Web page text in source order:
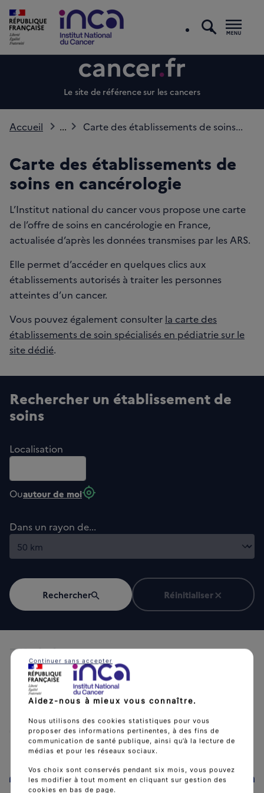
Le site de référence sur les cancers
Accueil ... Carte des établissements de soins...
Carte des établissements de
soins en cancérologie
L’Institut national du cancer vous propose une carte
de l’offre de soins en cancérologie en France,
actualisée d’après les données transmises par les ARS.
Elle permet d’accéder en quelques clics aux
établissements autorisés à traiter les personnes
atteintes d’un cancer.
Vous pouvez également consulter la carte des
établissements de soin spécialisés en pédiatrie sur le
site dédié.
Rechercher un établissement de
soins
Localisation
Ouautour de moimy_location
Dans un rayon de...
Rechercher Réinitialiser
779résultats
listsVue liste
Chargement en cours...
Aidez-nous à mieux vous connaître.
Nous utilisons des cookies statistiques pour vous
proposer des informations pertinentes, à des fins de
communication de santé publique, ainsi qu’à la lecture de
médias et pour les réseaux sociaux.
Vos choix sont conservés pendant six mois, vous pouvez
les modifier à tout moment en cliquant sur gestion des
cookies en bas de page.
Continuer sans accepter